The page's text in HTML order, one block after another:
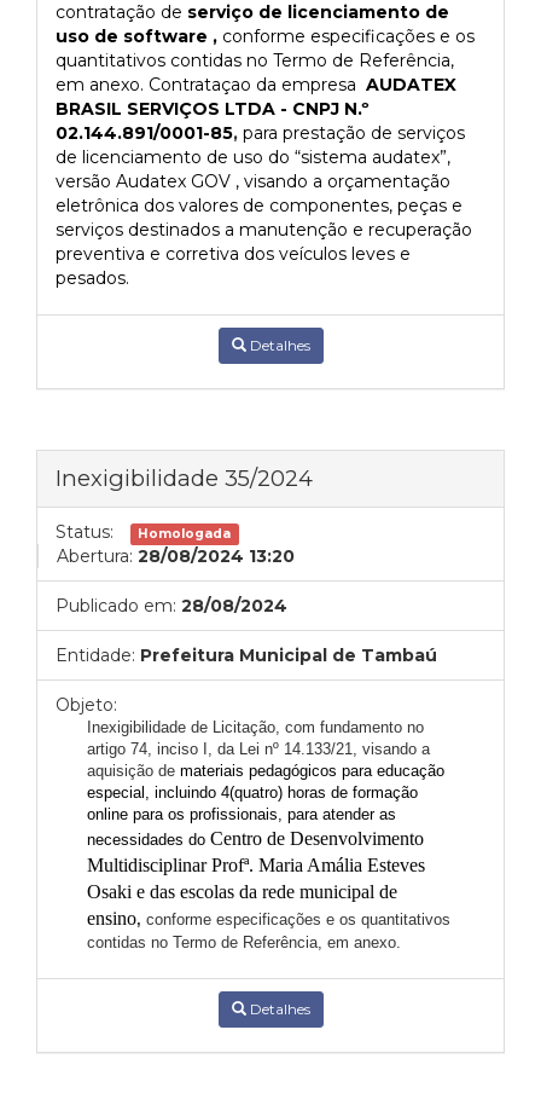
contratação de serviço de licenciamento de
uso de software , conforme especificações e os
quantitativos contidas no Termo de Referência,
em anexo. Contrataçao da empresa AUDATEX
BRASIL SERVIÇOS LTDA - CNPJ N.º
02.144.891/0001-85, para prestação de serviços
de licenciamento de uso do “sistema audatex”,
versão Audatex GOV , visando a orçamentação
eletrônica dos valores de componentes, peças e
serviços destinados a manutenção e recuperação
preventiva e corretiva dos veículos leves e
pesados.
Detalhes
Inexigibilidade 35/2024
Status: Homologada
Abertura: 28/08/2024 13:20
Publicado em: 28/08/2024
Entidade: Prefeitura Municipal de Tambaú
Objeto:
Inexigibilidade de Licitação, com fundamento no
artigo 74, inciso I, da Lei nº 14.133/21, visando a
aquisição demateriais pedagógicos para educação
especial, incluindo 4(quatro) horas de formação
online para os profissionais, para atender as
necessidades doCentro de Desenvolvimento
Multidisciplinar Profª. Maria Amália Esteves
Osaki e das escolas da rede municipal de
ensino,conforme especificações e os quantitativos
contidas no Termo de Referência, em anexo.
Detalhes